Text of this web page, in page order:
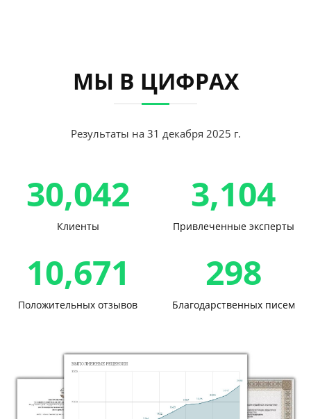
МЫ В ЦИФРАХ
Результаты на 31 декабря 2025 г.
30,042
Клиенты
3,104
Привлеченные эксперты
10,671
Положительных отзывов
298
Благодарственных писем